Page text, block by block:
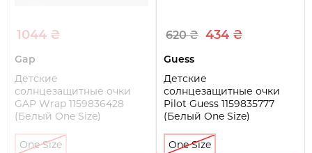
1044 ₴
Gap
Детские
солнцезащитные очки
GAP Wrap 1159836428
(Белый One Size)
One Size
620 ₴ 434 ₴
Guess
Детские
солнцезащитные очки
Pilot Guess 1159835777
(Белый One Size)
One Size